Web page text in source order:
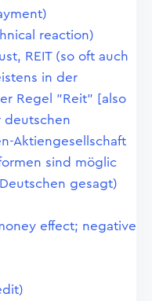
reaction)
REIT (so oft auch
in der
Regel "Reit" [also
deutschen
Aktiengesellschaft
sind möglic
gesagt)
effect; negative